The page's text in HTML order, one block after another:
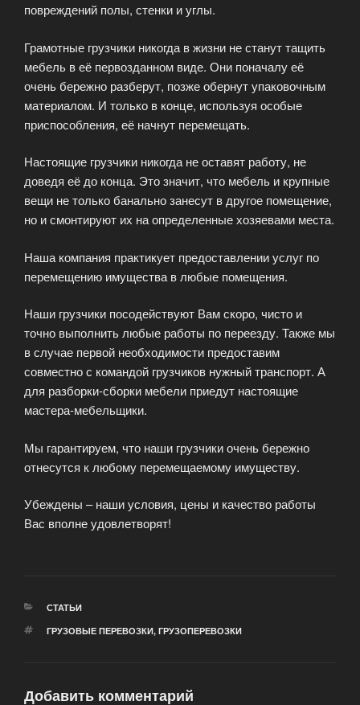
повреждений полы, стенки и углы.
Грамотные грузчики никогда в жизни не станут тащить
мебель в её первозданном виде. Они поначалу её
очень бережно разберут, позже обернут упаковочным
материалом. И только в конце, используя особые
приспособления, её начнут перемещать.
Настоящие грузчики никогда не оставят работу, не
доведя её до конца. Это значит, что мебель и крупные
вещи не только банально занесут в другое помещение,
но и смонтируют их на определенные хозяевами места.
Наша компания практикует предоставлении услуг по
перемещению имущества в любые помещения.
Наши грузчики посодействуют Вам скоро, чисто и
точно выполнить любые работы по переезду. Также мы
в случае первой необходимости предоставим
совместно с командой грузчиков нужный транспорт. А
для разборки-сборки мебели приедут настоящие
мастера-мебельщики.
Мы гарантируем, что наши грузчики очень бережно
отнесутся к любому перемещаемому имуществу.
Убеждены – наши условия, цены и качество работы
Вас вполне удовлетворят!
РУБРИКИ
СТАТЬИ
МЕТКИ
ГРУЗОВЫЕ ПЕРЕВОЗКИ, ГРУЗОПЕРЕВОЗКИ
Добавить комментарий